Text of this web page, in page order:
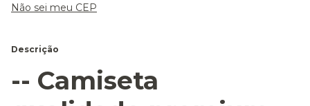
Não sei meu CEP
Descrição
-- Camiseta